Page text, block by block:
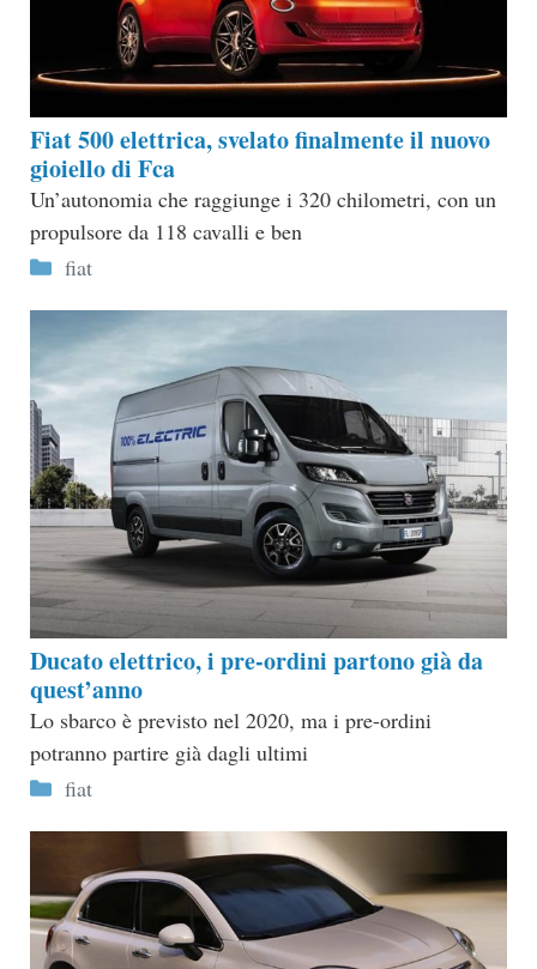
Fiat 500 elettrica, svelato finalmente il nuovo
gioiello di Fca
Un’autonomia che raggiunge i 320 chilometri, con un
propulsore da 118 cavalli e ben
Categorie
fiat
Ducato elettrico, i pre-ordini partono già da
quest’anno
Lo sbarco è previsto nel 2020, ma i pre-ordini
potranno partire già dagli ultimi
Categorie
fiat